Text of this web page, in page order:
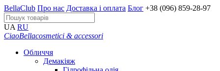
BellaClub Про нас Доставка і оплата Блог +38 (096) 859-28-97
UA RU
CiaoBellacosmetici & accessori
Обличчя
Демакіяж